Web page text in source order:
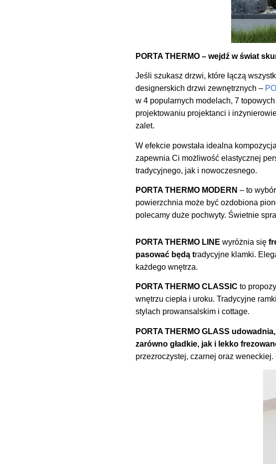
PORTA THERMO – wejdź w świat
Jeśli szukasz drzwi, które łączą
designerskich drzwi zewnętrznych –
w 4 popularnych modelach, 7
projektowaniu projektanci i
zalet.
W efekcie powstała idealna
zapewnia Ci możliwość elastycznej
tradycyjnego, jak i nowoczesnego.
PORTA THERMO MODERN – to
powierzchnia może być ozdobiona
polecamy duże pochwyty. Świetnie
PORTA THERMO LINE wyróżnia się
pasować będą tradycyjne klamki.
każdego wnętrza.
PORTA THERMO CLASSIC to
wnętrzu ciepła i uroku. Tradycyjne
stylach prowansalskim i cottage.
PORTA THERMO GLASS
zarówno gładkie, jak i lekko
przezroczystej, czarnej oraz